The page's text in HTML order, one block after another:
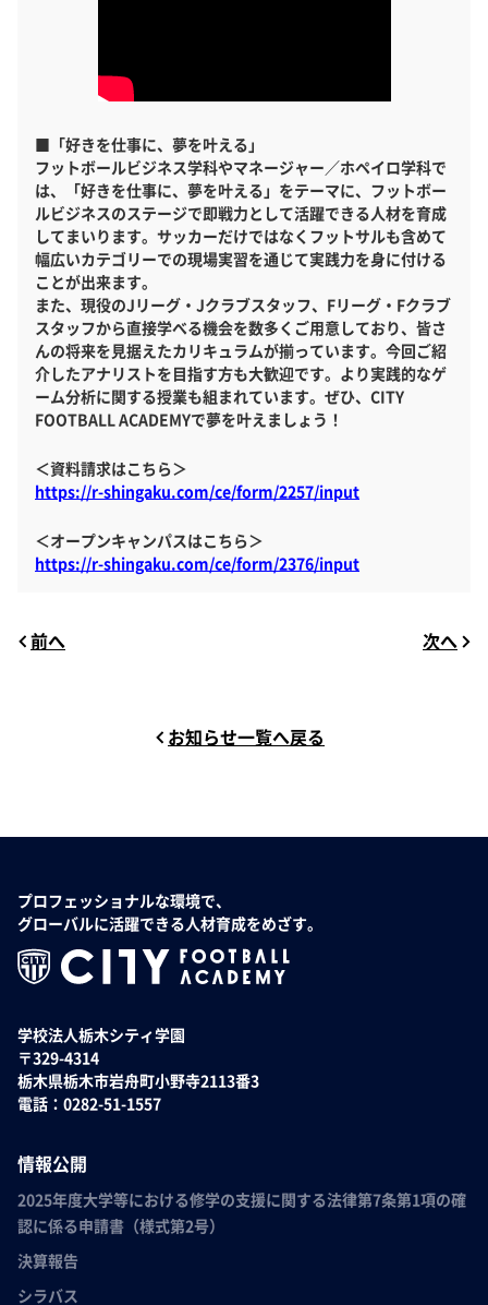
■「好きを仕事に、夢を叶える」
フットボールビジネス学科やマネージャー／ホペイロ学科で
は、「好きを仕事に、夢を叶える」をテーマに、フットボー
ルビジネスのステージで即戦力として活躍できる人材を育成
してまいります。サッカーだけではなくフットサルも含めて
幅広いカテゴリーでの現場実習を通じて実践力を身に付ける
ことが出来ます。
また、現役のJリーグ・Jクラブスタッフ、Fリーグ・Fクラブ
スタッフから直接学べる機会を数多くご用意しており、皆さ
んの将来を見据えたカリキュラムが揃っています。今回ご紹
介したアナリストを目指す方も大歓迎です。より実践的なゲ
ーム分析に関する授業も組まれています。ぜひ、CITY
FOOTBALL ACADEMYで夢を叶えましょう！
＜資料請求はこちら＞
https://r-shingaku.com/ce/form/2257/input
＜オープンキャンパスはこちら＞
https://r-shingaku.com/ce/form/2376/input
前へ 次へ
お知らせ一覧へ戻る
プロフェッショナルな環境で、
グローバルに活躍できる人材育成をめざす。
学校法人栃木シティ学園
〒329-4314
栃木県栃木市岩舟町小野寺2113番3
電話：0282-51-1557
情報公開
2025年度大学等における修学の支援に関する法律第7条第1項の確
認に係る申請書（様式第2号）
決算報告
シラバス